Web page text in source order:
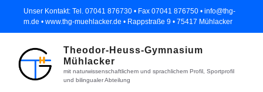
Unser Kontakt: Tel. 07041 876730 • Fax 07041 876750 • info@thg-
m.de • www.thg-muehlacker.de • Rappstraße 9 • 75417 Mühlacker
Theodor-Heuss-Gymnasium
Mühlacker
mit naturwissenschaftlichem und sprachlichem Profil, Sportprofil
und bilingualer Abteilung